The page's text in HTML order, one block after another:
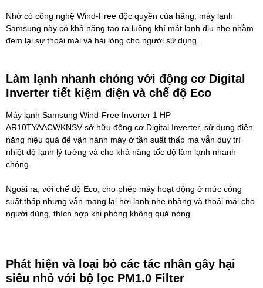
Nhờ có công nghệ Wind-Free độc quyền của hãng, máy lạnh
Samsung này có khả năng tạo ra luồng khí mát lạnh dịu nhẹ nhằm
đem lại sự thoải mái và hài lòng cho người sử dụng.
Làm lạnh nhanh chóng với động cơ Digital
Inverter tiết kiệm điện và chế độ Eco
Máy lạnh Samsung Wind-Free Inverter 1 HP
AR10TYAACWKNSVsở hữu động cơ Digital Inverter, sử dụng điện
năng hiệu quả để vận hành máy ở tần suất thấp mà vẫn duy trì
nhiệt độ lạnh lý tưởng và cho khả năng tốc độ làm lạnh nhanh
chóng.
Ngoài ra, với chế độ Eco, cho phép máy hoạt động ở mức công
suất thấp nhưng vẫn mang lại hơi lạnh nhẹ nhàng và thoải mái cho
người dùng, thích hợp khi phòng không quá nóng.
Phát hiện và loại bỏ các tác nhân gây hại
siêu nhỏ với bộ lọc PM1.0 Filter